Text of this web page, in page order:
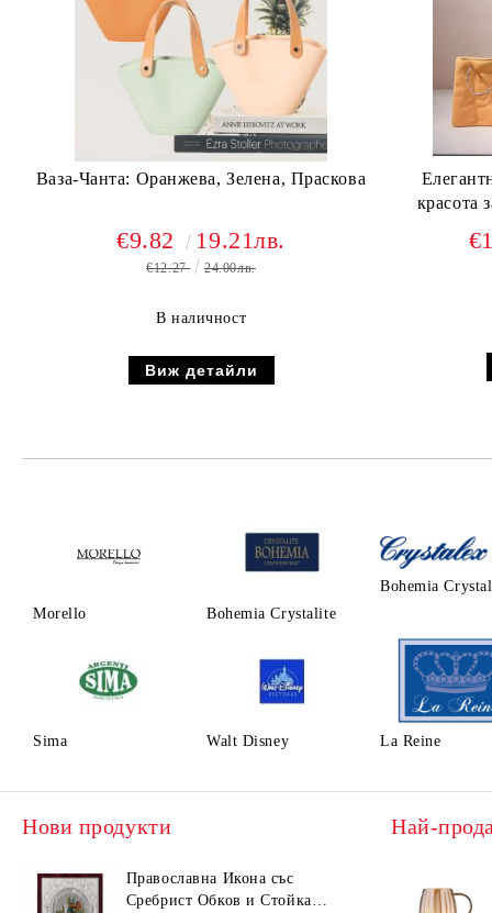
Ваза-Чанта: Оранжева, Зелена, Праскова
€9.82 19.21лв.
€12.27 24.00лв.
В наличност
Виж детайли
красота
Morello Bohemia Crystalite
Bohemia
Sima Walt Disney La Reine
Нови продукти
Православна Икона със
Сребрист Обков и Стойка
Най-